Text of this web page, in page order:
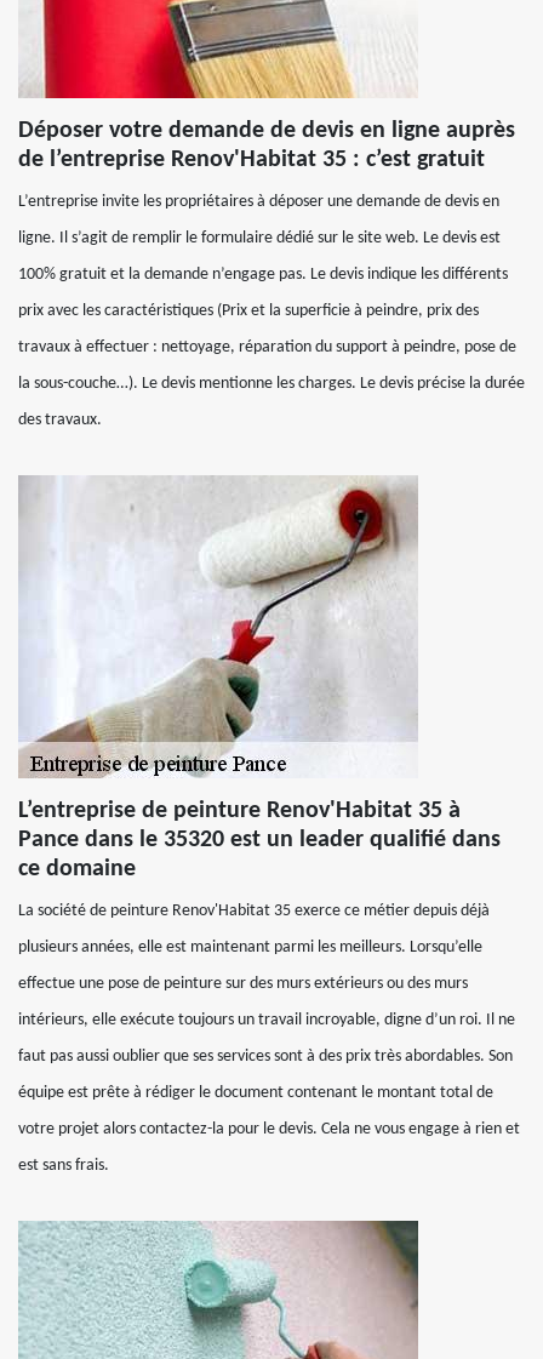
Déposer votre demande de devis en ligne auprès
de l’entreprise Renov'Habitat 35 : c’est gratuit
L’entreprise invite les propriétaires à déposer une demande de devis en
ligne. Il s’agit de remplir le formulaire dédié sur le site web. Le devis est
100% gratuit et la demande n’engage pas. Le devis indique les différents
prix avec les caractéristiques (Prix et la superficie à peindre, prix des
travaux à effectuer : nettoyage, réparation du support à peindre, pose de
la sous-couche…). Le devis mentionne les charges. Le devis précise la durée
des travaux.
L’entreprise de peinture Renov'Habitat 35 à
Pance dans le 35320 est un leader qualifié dans
ce domaine
La société de peinture Renov'Habitat 35 exerce ce métier depuis déjà
plusieurs années, elle est maintenant parmi les meilleurs. Lorsqu’elle
effectue une pose de peinture sur des murs extérieurs ou des murs
intérieurs, elle exécute toujours un travail incroyable, digne d’un roi. Il ne
faut pas aussi oublier que ses services sont à des prix très abordables. Son
équipe est prête à rédiger le document contenant le montant total de
votre projet alors contactez-la pour le devis. Cela ne vous engage à rien et
est sans frais.